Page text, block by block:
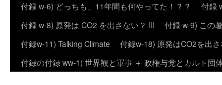
付録 w-6) どっちも、11年間も何やってた！？？
付録
付録 w-8) 原発は CO2 を出さない？ III
付録 w-9) この
付録w-11) Talking Climate
付録w-18) 原発はCO2を出
付録の付録 ww-1) 世界観と軍事 ＋ 政権与党とカルト団